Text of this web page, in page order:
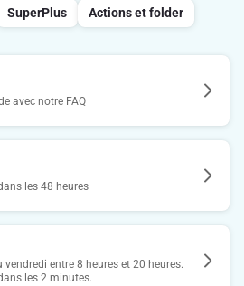
SuperPlus
Actions et folder
avec notre FAQ
les 48 heures
entre 8 heures et 20 heures.
les 2 minutes.